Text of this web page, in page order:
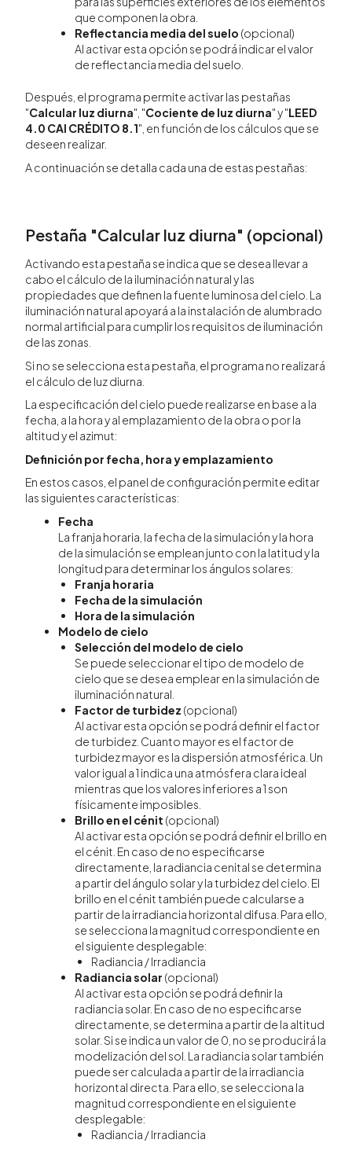
que componen la obra.
Reflectancia media del suelo (opcional)
Al activar esta opción se podrá indicar el valor
de reflectancia media del suelo.
Después, el programa permite activar las pestañas
"Calcular luz diurna", "Cociente de luz diurna" y "LEED
4.0 CAI CRÉDITO 8.1", en función de los cálculos que se
deseen realizar.
A continuación se detalla cada una de estas pestañas:
Pestaña "Calcular luz diurna" (opcional)
Activando esta pestaña se indica que se desea llevar a
cabo el cálculo de la iluminación natural y las
propiedades que definen la fuente luminosa del cielo. La
iluminación natural apoyará a la instalación de alumbrado
normal artificial para cumplir los requisitos de iluminación
de las zonas.
Si no se selecciona esta pestaña, el programa no realizará
el cálculo de luz diurna.
La especificación del cielo puede realizarse en base a la
fecha, a la hora y al emplazamiento de la obra o por la
altitud y el azimut:
Definición por fecha, hora y emplazamiento
En estos casos, el panel de configuración permite editar
las siguientes características:
Fecha
La franja horaria, la fecha de la simulación y la hora
de la simulación se emplean junto con la latitud y la
longitud para determinar los ángulos solares:
Franja horaria
Fecha de la simulación
Hora de la simulación
Modelo de cielo
Selección del modelo de cielo
Se puede seleccionar el tipo de modelo de
cielo que se desea emplear en la simulación de
iluminación natural.
Factor de turbidez (opcional)
Al activar esta opción se podrá definir el factor
de turbidez. Cuanto mayor es el factor de
turbidez mayor es la dispersión atmosférica. Un
valor igual a 1 indica una atmósfera clara ideal
mientras que los valores inferiores a 1 son
físicamente imposibles.
Brillo en el cénit (opcional)
Al activar esta opción se podrá definir el brillo en
el cénit. En caso de no especificarse
directamente, la radiancia cenital se determina
a partir del ángulo solar y la turbidez del cielo. El
brillo en el cénit también puede calcularse a
partir de la irradiancia horizontal difusa. Para ello,
se selecciona la magnitud correspondiente en
el siguiente desplegable:
Radiancia / Irradiancia
Radiancia solar (opcional)
Al activar esta opción se podrá definir la
radiancia solar. En caso de no especificarse
directamente, se determina a partir de la altitud
solar. Si se indica un valor de 0, no se producirá la
modelización del sol. La radiancia solar también
puede ser calculada a partir de la irradiancia
horizontal directa. Para ello, se selecciona la
magnitud correspondiente en el siguiente
desplegable:
Radiancia / Irradiancia